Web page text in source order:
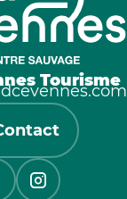
Tourisme